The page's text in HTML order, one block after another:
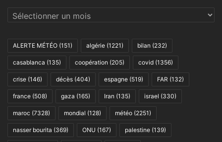
Archives
ALERTE MÉTÉO (151) algérie (1221) bilan (232)
casablanca (135) coopération (205) covid (1356)
crise (146) décès (404) espagne (519) FAR (132)
france (508) gaza (165) Iran (135) israel (330)
maroc (7328) mondial (128) météo (2251)
nasser bourita (369) ONU (167) palestine (139)